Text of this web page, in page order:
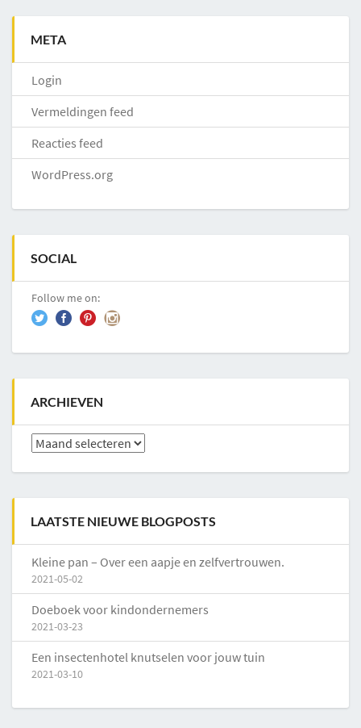
META
Login
Vermeldingen feed
Reacties feed
WordPress.org
SOCIAL
Follow me on:
ARCHIEVEN
Archieven
LAATSTE NIEUWE BLOGPOSTS
Kleine pan – Over een aapje en zelfvertrouwen.
2021-05-02
Doeboek voor kindondernemers
2021-03-23
Een insectenhotel knutselen voor jouw tuin
2021-03-10